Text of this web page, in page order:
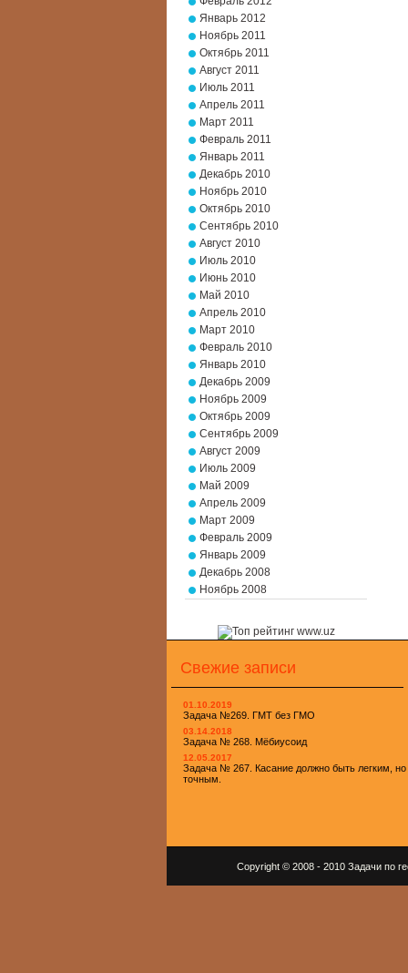
Январь 2012
Ноябрь 2011
Октябрь 2011
Август 2011
Июль 2011
Апрель 2011
Март 2011
Февраль 2011
Январь 2011
Декабрь 2010
Ноябрь 2010
Октябрь 2010
Сентябрь 2010
Август 2010
Июль 2010
Июнь 2010
Май 2010
Апрель 2010
Март 2010
Февраль 2010
Январь 2010
Декабрь 2009
Ноябрь 2009
Октябрь 2009
Сентябрь 2009
Август 2009
Июль 2009
Май 2009
Апрель 2009
Март 2009
Февраль 2009
Январь 2009
Декабрь 2008
Ноябрь 2008
Свежие записи
01.10.2019
Задача №269. ГМТ без ГМО
03.14.2018
Задача № 268. Мёбиусоид
12.05.2017
Задача № 267. Касание должно быть легким, но
точным.
Copyright © 2008 - 2010 Задачи по